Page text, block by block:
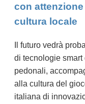
con
cultura locale
Il futuro vedrà
di tecnologie
pedonali,
alla cultura del
italiana di